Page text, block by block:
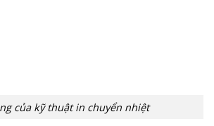
của kỹ thuật in chuyển nhiệt